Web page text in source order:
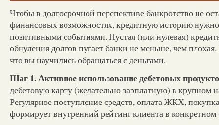
Чтобы в долгосрочной перспективе банкротство не
финансовых возможностях, кредитную историю нужно
позитивными событиями. Пустая (или нулевая)
обнуления долгов пугает банки не меньше, чем
что вы научились обращаться с деньгами.
Шаг 1. Активное использование дебетовых
дебетовую карту (желательно зарплатную) в крупном
Регулярное поступление средств, оплата ЖКХ,
формирует внутренний рейтинг клиента в конкретном